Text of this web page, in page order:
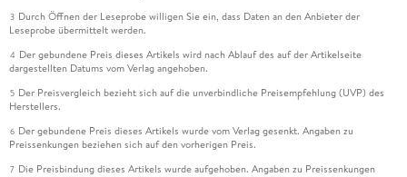
3 Durch Öffnen der Leseprobe willigen Sie ein, dass Daten an den Anbieter der
Leseprobe übermittelt werden.
4 Der gebundene Preis dieses Artikels wird nach Ablauf des auf der Artikelseite
dargestellten Datums vom Verlag angehoben.
5 Der Preisvergleich bezieht sich auf die unverbindliche Preisempfehlung (UVP) des
Herstellers.
6 Der gebundene Preis dieses Artikels wurde vom Verlag gesenkt. Angaben zu
Preissenkungen beziehen sich auf den vorherigen Preis.
7 Die Preisbindung dieses Artikels wurde aufgehoben. Angaben zu Preissenkungen